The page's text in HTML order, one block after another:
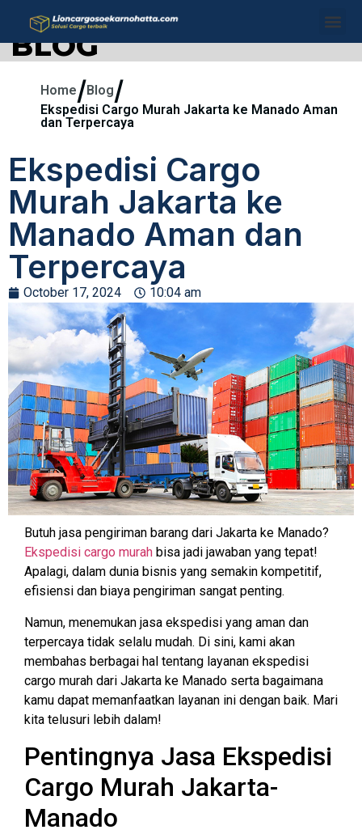
BLOG
Home/Blog/
Ekspedisi Cargo Murah Jakarta ke Manado Aman
dan Terpercaya
Ekspedisi Cargo
Murah Jakarta ke
Manado Aman dan
Terpercaya
October 17, 2024 10:04 am
Butuh jasa pengiriman barang dari Jakarta ke Manado?
Ekspedisi cargo murah bisa jadi jawaban yang tepat!
Apalagi, dalam dunia bisnis yang semakin kompetitif,
efisiensi dan biaya pengiriman sangat penting.
Namun, menemukan jasa ekspedisi yang aman dan
terpercaya tidak selalu mudah. Di sini, kami akan
membahas berbagai hal tentang layanan ekspedisi
cargo murah dari Jakarta ke Manado serta bagaimana
kamu dapat memanfaatkan layanan ini dengan baik. Mari
kita telusuri lebih dalam!
Pentingnya Jasa Ekspedisi
Cargo Murah Jakarta-
Manado